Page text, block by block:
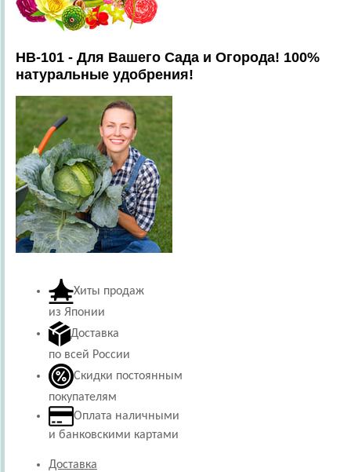
HB-101 - Для Вашего Сада и Огорода! 100%
натуральные удобрения!
Хиты продаж
из Японии
Доставка
по всей России
Скидки постоянным
покупателям
Оплата наличными
и банковскими картами
Доставка